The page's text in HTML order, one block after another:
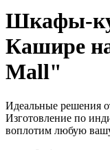
Шкафы-
Кашире
Mall"
Идеальные решения
Изготовление по
воплотим любую